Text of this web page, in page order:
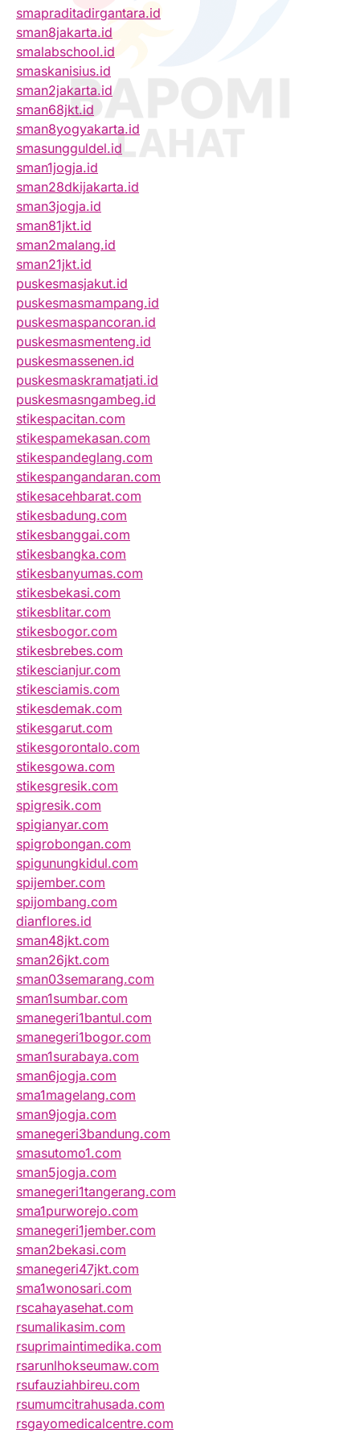
smapraditadirgantara.id
sman8jakarta.id
smalabschool.id
smaskanisius.id
sman2jakarta.id
sman68jkt.id
sman8yogyakarta.id
smasungguldel.id
sman1jogja.id
sman28dkijakarta.id
sman3jogja.id
sman81jkt.id
sman2malang.id
sman21jkt.id
puskesmasjakut.id
puskesmasmampang.id
puskesmaspancoran.id
puskesmasmenteng.id
puskesmassenen.id
puskesmaskramatjati.id
puskesmasngambeg.id
stikespacitan.com
stikespamekasan.com
stikespandeglang.com
stikespangandaran.com
stikesacehbarat.com
stikesbadung.com
stikesbanggai.com
stikesbangka.com
stikesbanyumas.com
stikesbekasi.com
stikesblitar.com
stikesbogor.com
stikesbrebes.com
stikescianjur.com
stikesciamis.com
stikesdemak.com
stikesgarut.com
stikesgorontalo.com
stikesgowa.com
stikesgresik.com
spigresik.com
spigianyar.com
spigrobongan.com
spigunungkidul.com
spijember.com
spijombang.com
dianflores.id
sman48jkt.com
sman26jkt.com
sman03semarang.com
sman1sumbar.com
smanegeri1bantul.com
smanegeri1bogor.com
sman1surabaya.com
sman6jogja.com
sma1magelang.com
sman9jogja.com
smanegeri3bandung.com
smasutomo1.com
sman5jogja.com
smanegeri1tangerang.com
sma1purworejo.com
smanegeri1jember.com
sman2bekasi.com
smanegeri47jkt.com
sma1wonosari.com
rscahayasehat.com
rsumalikasim.com
rsuprimaintimedika.com
rsarunlhokseumaw.com
rsufauziahbireu.com
rsumumcitrahusada.com
rsgayomedicalcentre.com